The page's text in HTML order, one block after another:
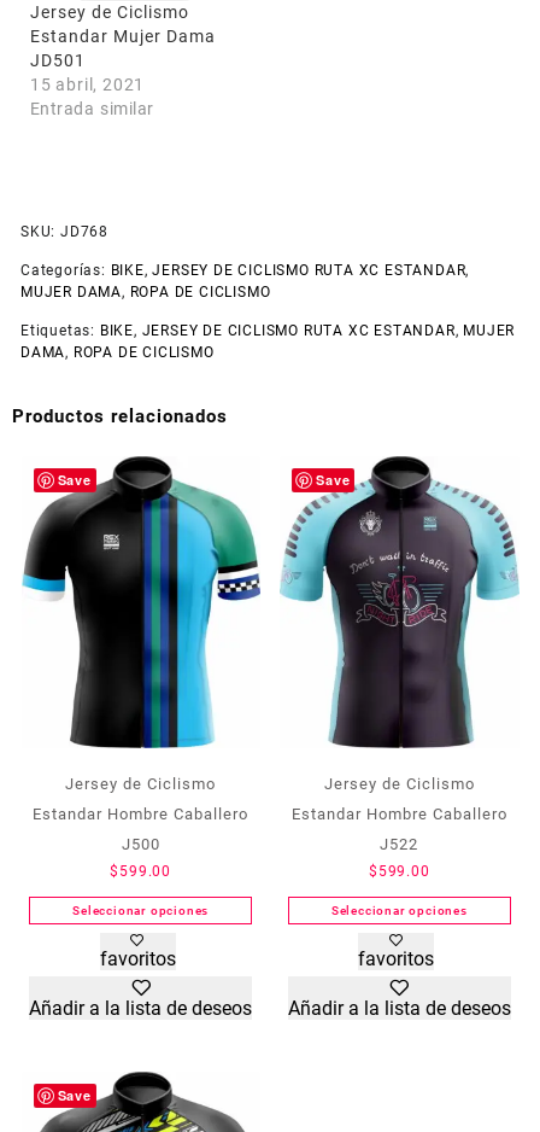
Jersey de Ciclismo
Estandar Mujer Dama
JD501
15 abril, 2021
Entrada similar
SKU: JD768
Categorías: BIKE,JERSEY DE CICLISMO RUTA XC ESTANDAR,
MUJER DAMA, ROPA DE CICLISMO
Etiquetas: BIKE, JERSEY DE CICLISMO RUTA XC ESTANDAR, MUJER
DAMA, ROPA DE CICLISMO
Productos relacionados
Save
Jersey de Ciclismo
Estandar Hombre Caballero
J500
$ 599.00
Seleccionar opciones
Este
producto
tiene
múltiples
opciones
se
favoritos
Añadir a la lista de deseos
Save
Jersey de Ciclismo
Estandar Hombre Caballero
J522
$ 599.00
Seleccionar opciones
Este
producto
tiene
múltiples
favoritos
Añadir a la lista de deseos
Save